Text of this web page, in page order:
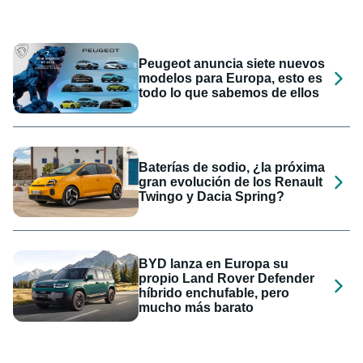
Peugeot anuncia siete nuevos
modelos para Europa, esto es
todo lo que sabemos de ellos
Baterías de sodio, ¿la próxima
gran evolución de los Renault
Twingo y Dacia Spring?
BYD lanza en Europa su
propio Land Rover Defender
híbrido enchufable, pero
mucho más barato